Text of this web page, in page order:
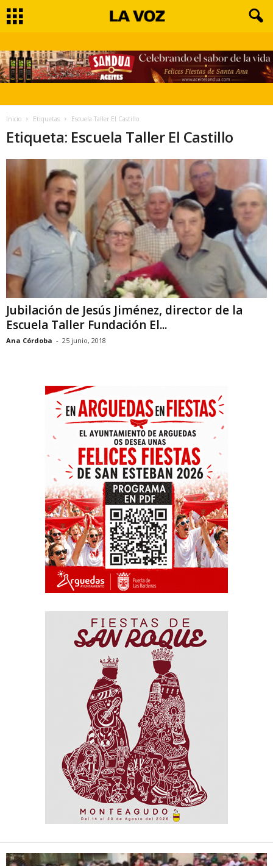
Inicio Etiquetas Escuela Taller El Castillo
Etiqueta: Escuela Taller El Castillo
Jubilación de Jesús Jiménez, director de la
Escuela Taller Fundación El...
Ana Córdoba - 25 junio, 2018